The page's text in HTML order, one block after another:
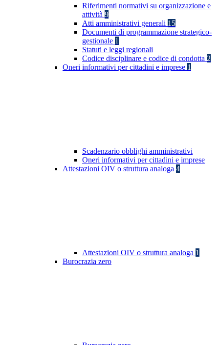
Riferimenti normativi su organizzazione e
attività 9
Atti amministrativi generali 15
Documenti di programmazione strategico-
gestionale 1
Statuti e leggi regionali
Codice disciplinare e codice di condotta 2
Oneri informativi per cittadini e imprese 1
Scadenzario obblighi amministrativi
Oneri informativi per cittadini e imprese
Attestazioni OIV o struttura analoga 4
Attestazioni OIV o struttura analoga 1
Burocrazia zero